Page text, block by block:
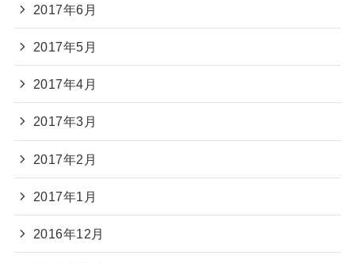
2017年6月
2017年5月
2017年4月
2017年3月
2017年2月
2017年1月
2016年12月